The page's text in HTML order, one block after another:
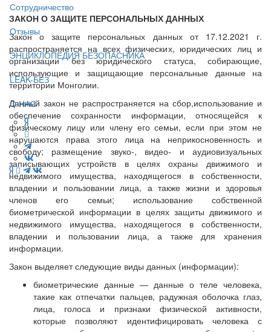
Сотрудничество
Отзывы
ЭНЦИКЛОПЕДИЯ БЕЗОПАСНИКА
LEAK-БЕЗ
О НАС
ЗАКОН О ЗАЩИТЕ ПЕРСОНАЛЬНЫХ ДАННЫХ
Закон о защите персональных данных от 17.12.2021 г.
распространяется на всех физических, юридических лиц и
организации без юридического статуса, собирающие,
использующие и защищающие персональные данные на
территории Монголии.
Данный закон не распространяется на сбор,использование и
обеспечение сохранности информации, относящейся к
физическому лицу или члену его семьи, если при этом не
нарушаются права этого лица на неприкосновенность и
свободу; размещение звуко-, видео- и аудиовизуальных
записывающих устройств в целях охраны движимого и
недвижимого имущества, находящегося в собственности,
владении и пользовании лица, а также жизни и здоровья
членов его семьи; использование собственной
биометрической информации в целях защиты движимого и
недвижимого имущества, находящегося в собственности,
владении и пользовании лица, а также для хранения
информации.
Закон выделяет следующие виды данных (информации):
биометрические данные — данные о теле человека,
такие как отпечатки пальцев, радужная оболочка глаз,
лица, голоса и признаки физической активности,
которые позволяют идентифицировать человека с